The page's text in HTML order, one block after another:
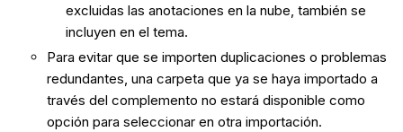
excluidas las anotaciones en la nube, también se
incluyen en el tema.
Para evitar que se importen duplicaciones o problemas
redundantes, una carpeta que ya se haya importado a
través del complemento no estará disponible como
opción para seleccionar en otra importación.